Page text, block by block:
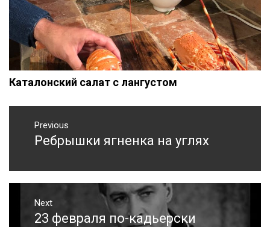
Каталонский салат с лангустом
Навигация
записям
Previous
Previous
Ребрышки ягненка на углях
Next
Next
23 февраля по-кадьерски